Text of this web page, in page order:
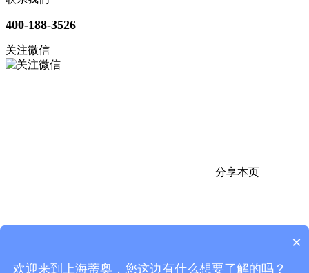
400-188-3526
关注微信
分享本页
×
欢迎来到上海蒂奥，您这边有什么想要了解的吗？